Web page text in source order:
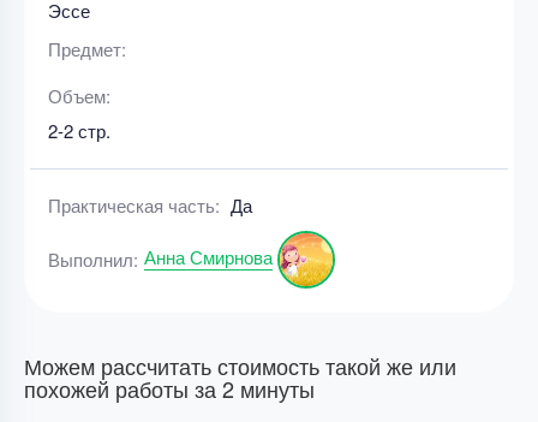
Эссе
Предмет:
Объем:
2-2 стр.
Практическая часть: Да
Выполнил: Анна Смирнова
Можем рассчитать стоимость такой же или
похожей работы за 2 минуты